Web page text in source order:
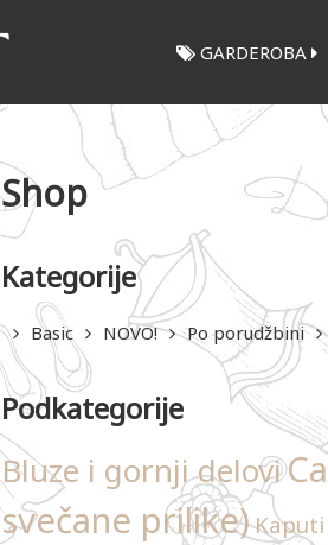
GARDEROBA
Shop
Kategorije
Basic NOVO! Po porudžbini
Podkategorije
Bluze i gornji delovi
svečane prilike)